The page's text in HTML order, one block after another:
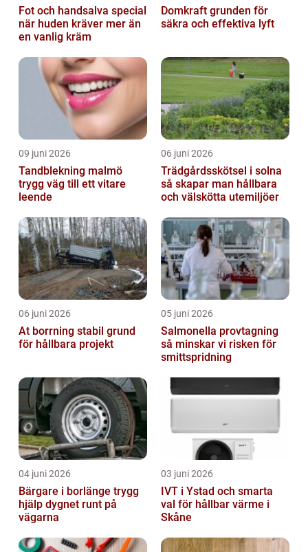
Fot och handsalva special
när huden kräver mer än
en vanlig kräm
Domkraft grunden för
säkra och effektiva lyft
09 juni 2026
Tandblekning malmö
trygg väg till ett vitare
leende
06 juni 2026
Trädgårdsskötsel i solna
så skapar man hållbara
och välskötta utemiljöer
06 juni 2026
At borrning stabil grund
för hållbara projekt
05 juni 2026
Salmonella provtagning
så minskar vi risken för
smittspridning
04 juni 2026
Bärgare i borlänge trygg
hjälp dygnet runt på
vägarna
03 juni 2026
IVT i Ystad och smarta
val för hållbar värme i
Skåne